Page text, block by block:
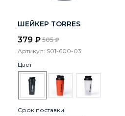
ШЕЙКЕР TORRES
379 ₽ 505 ₽
Артикул: S01-600-03
Цвет
Срок поставки